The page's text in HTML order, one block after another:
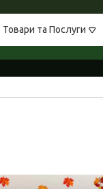
Товари та Послуги